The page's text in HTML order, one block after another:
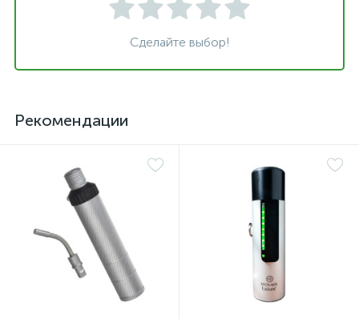
Сделайте выбор!
Рекомендации